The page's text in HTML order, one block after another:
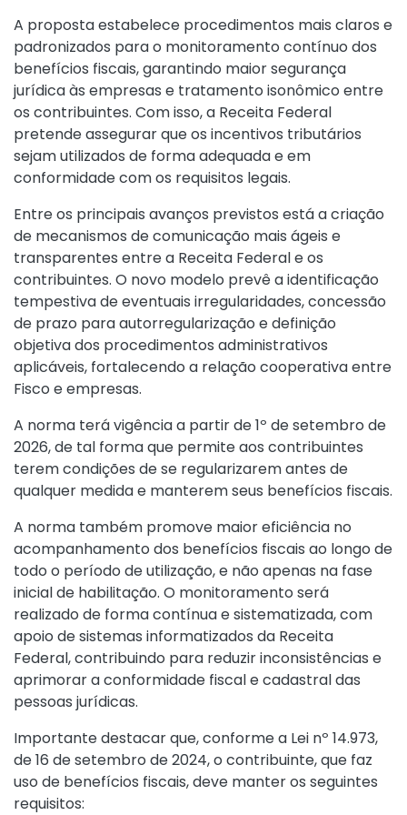
A proposta estabelece procedimentos mais claros e
padronizados para o monitoramento contínuo dos
benefícios fiscais, garantindo maior segurança
jurídica às empresas e tratamento isonômico entre
os contribuintes. Com isso, a Receita Federal
pretende assegurar que os incentivos tributários
sejam utilizados de forma adequada e em
conformidade com os requisitos legais.
Entre os principais avanços previstos está a criação
de mecanismos de comunicação mais ágeis e
transparentes entre a Receita Federal e os
contribuintes. O novo modelo prevê a identificação
tempestiva de eventuais irregularidades, concessão
de prazo para autorregularização e definição
objetiva dos procedimentos administrativos
aplicáveis, fortalecendo a relação cooperativa entre
Fisco e empresas.
A norma terá vigência a partir de 1º de setembro de
2026, de tal forma que permite aos contribuintes
terem condições de se regularizarem antes de
qualquer medida e manterem seus benefícios fiscais.
A norma também promove maior eficiência no
acompanhamento dos benefícios fiscais ao longo de
todo o período de utilização, e não apenas na fase
inicial de habilitação. O monitoramento será
realizado de forma contínua e sistematizada, com
apoio de sistemas informatizados da Receita
Federal, contribuindo para reduzir inconsistências e
aprimorar a conformidade fiscal e cadastral das
pessoas jurídicas.
Importante destacar que, conforme a Lei nº 14.973,
de 16 de setembro de 2024, o contribuinte, que faz
uso de benefícios fiscais, deve manter os seguintes
requisitos: